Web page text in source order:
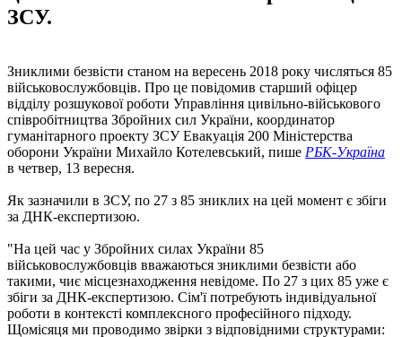
ЗСУ.
Зниклими безвісти станом на вересень 2018 року числяться 85
військовослужбовців. Про це повідомив старший офіцер
відділу розшукової роботи Управління цивільно-військового
співробітництва Збройних сил України, координатор
гуманітарного проекту ЗСУ Евакуація 200 Міністерства
оборони України Михайло Котелевський, пише РБК-Україна
в четвер, 13 вересня.
Як зазначили в ЗСУ, по 27 з 85 зниклих на цей момент є збіги
за ДНК-експертизою.
"На цей час у Збройних силах України 85
військовослужбовців вважаються зниклими безвісти або
такими, чиє місцезнаходження невідоме. По 27 з цих 85 уже є
збіги за ДНК-експертизою. Сім'ї потребують індивідуальної
роботи в контексті комплексного професійного підходу.
Щомісяця ми проводимо звірки з відповідними структурами: